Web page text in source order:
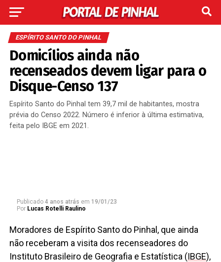
ESPÍRITO SANTO DO PINHAL
Domicílios ainda não
recenseados devem ligar para o
Disque-Censo 137
Espírito Santo do Pinhal tem 39,7 mil de habitantes, mostra
prévia do Censo 2022. Número é inferior à última estimativa,
feita pelo IBGE em 2021.
Publicado 4 anos atrás em 19/01/23
Por Lucas Rotelli Raulino
Moradores de Espírito Santo do Pinhal, que ainda
não receberam a visita dos recenseadores do
Instituto Brasileiro de Geografia e Estatística (IBGE),